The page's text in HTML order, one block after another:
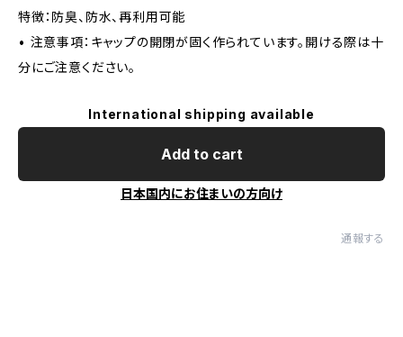
特徴：防臭、防水、再利用可能
• 注意事項：キャップの開閉が固く作られています。開ける際は十
分にご注意ください。
International shipping available
Add to cart
日本国内にお住まいの方向け
通報する